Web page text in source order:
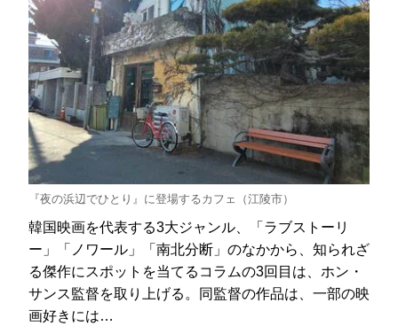
『夜の浜辺でひとり』に登場するカフェ（江陵市）
韓国映画を代表する3大ジャンル、「ラブストーリ
ー」「ノワール」「南北分断」のなかから、知られざ
る傑作にスポットを当てるコラムの3回目は、ホン・
サンス監督を取り上げる。同監督の作品は、一部の映
画好きには…